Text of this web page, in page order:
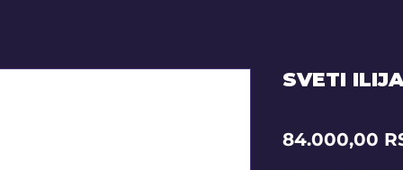
SVETI
84.000,00